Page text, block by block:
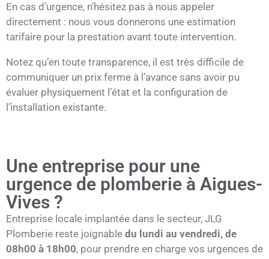
En cas d’urgence, n’hésitez pas à nous appeler
directement : nous vous donnerons une estimation
tarifaire pour la prestation avant toute intervention.
Notez qu’en toute transparence, il est très difficile de
communiquer un prix ferme à l’avance sans avoir pu
évaluer physiquement l’état et la configuration de
l’installation existante.
Une entreprise pour une
urgence de plomberie à Aigues-
Vives ?
Entreprise locale implantée dans le secteur, JLG
Plomberie reste joignable du lundi au vendredi, de
08h00 à 18h00, pour prendre en charge vos urgences de